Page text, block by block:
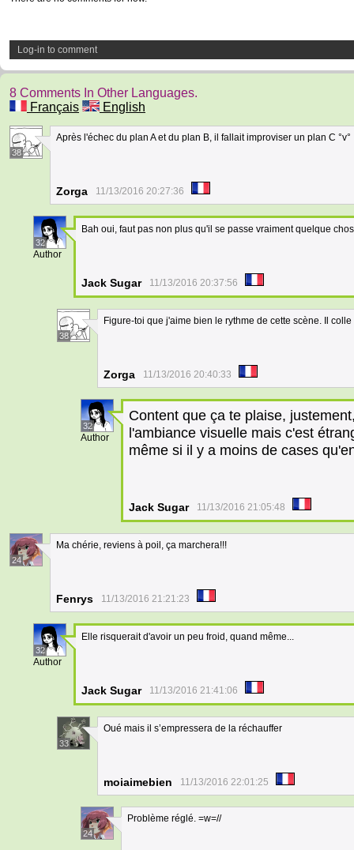
Log-in to comment
8 Comments In Other Languages.
Français
English
38
Après l'échec du plan A et du plan B, il fallait improviser un plan C °v°
Zorga 11/13/2016 20:27:36
32
Author
Bah oui, faut pas non plus qu'il se passe vraiment quelque
Jack Sugar 11/13/2016 20:37:56
38
Figure-toi que j'aime bien le rythme de cette scène. Il
Zorga 11/13/2016 20:40:33
32
Author
Content que ça te plaise,
l'ambiance visuelle mais c'est
même si il y a moins de cases
Jack Sugar 11/13/2016 21:05:48
24
Ma chérie, reviens à poil, ça marchera!!!
Fenrys 11/13/2016 21:21:23
32
Author
Elle risquerait d'avoir un peu froid, quand même...
Jack Sugar 11/13/2016 21:41:06
33
Oué mais il s’empressera de la réchauffer
moiaimebien 11/13/2016 22:01:25
24
Problème réglé. =w=//